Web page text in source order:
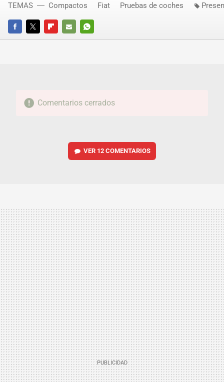
FACEBOOKTWITTERFLIPBOARD
E-
WHATSAPP
TEMAS Compactos Fiat Pruebas de coches
Comentarios cerrados
VER 12 COMENTARIOS